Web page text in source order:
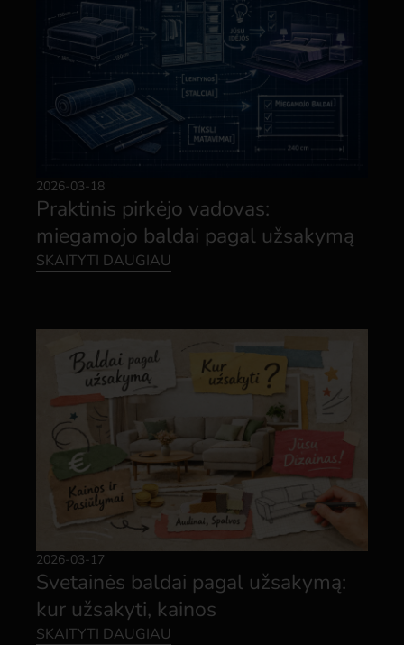
2026-03-18
Praktinis pirkėjo vadovas:
miegamojo baldai pagal užsakymą
SKAITYTI DAUGIAU
2026-03-17
Svetainės baldai pagal užsakymą:
kur užsakyti, kainos
SKAITYTI DAUGIAU